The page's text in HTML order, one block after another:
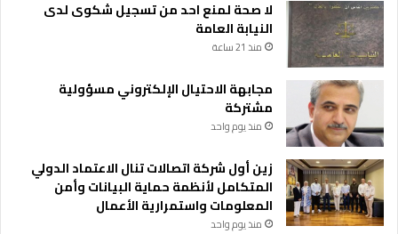
ر
و
س
ل
س
ت
ق
ل
لا صحة لمنع احد من تسجيل شكوى لدى
النيابة العامة
منذ 21 ساعة
مجابهة الاحتيال الإلكتروني مسؤولية
مشتركة
منذ يوم واحد
زين أول شركة اتصالات تنال الاعتماد الدولي
المتكامل لأنظمة حماية البيانات وأمن
المعلومات واستمرارية الأعمال
منذ يوم واحد